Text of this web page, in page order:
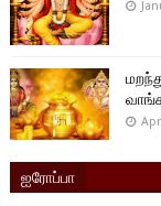
ஐரோப்பா